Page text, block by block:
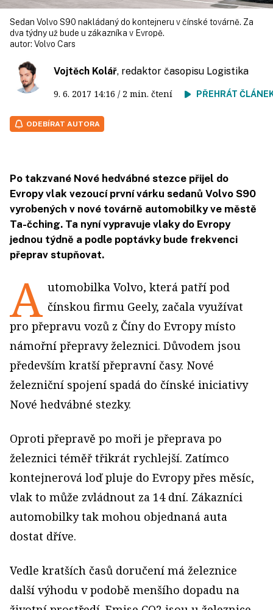
Sedan Volvo S90 nakládaný do kontejneru v čínské továrně. Za
dva týdny už bude u zákazníka v Evropě.
autor: Volvo Cars
Vojtěch Kolář, redaktor časopisu Logistika
9. 6. 2017 14:16 / 2 min. čtení PŘEHRÁT
ODEBÍRAT AUTORA
Po takzvané Nové hedvábné stezce přijel do
Evropy vlak vezoucí první várku sedanů Volvo S90
vyrobených v nové továrně automobilky ve městě
Ta-čching. Ta nyní vypravuje vlaky do Evropy
jednou týdně a podle poptávky bude frekvenci
přeprav stupňovat.
A utomobilka Volvo, která patří pod
čínskou firmu Geely, začala využívat
pro přepravu vozů z Číny do Evropy místo
námořní přepravy železnici. Důvodem jsou
především kratší přepravní časy. Nové
železniční spojení spadá do čínské iniciativy
Nové hedvábné stezky.
Oproti přepravě po moři je přeprava po
železnici téměř třikrát rychlejší. Zatímco
kontejnerová loď pluje do Evropy přes měsíc,
vlak to může zvládnout za 14 dní. Zákazníci
automobilky tak mohou objednaná auta
dostat dříve.
Vedle kratších časů doručení má železnice
další výhodu v podobě menšího dopadu na